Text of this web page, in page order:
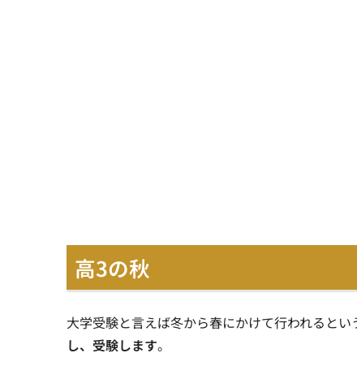
高3の秋
大学受験と言えば冬から春にかけて行われるとい
し、受験します。